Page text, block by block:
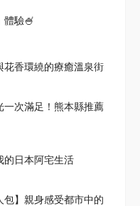
體驗🍧
花香環繞的療癒溫泉街
一次滿足！熊本縣推薦
的日本阿宅生活
包】親身感受都市中的